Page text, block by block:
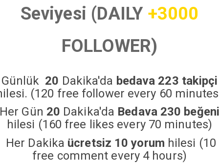
Seviyesi (DAILY +3000
FOLLOWER)
Günlük 20 Dakika'da bedava 223 takipçi
(120 free follower every 60
Her Gün 20 Dakika'da Bedava 230 beğeni
hilesi (160 free likes every 70 minutes)
Her Dakika ücretsiz 10 yorum hilesi (10
free comment every 4 hours)